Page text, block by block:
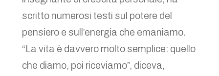
scritto numerosi testi sul potere del
pensiero e sull’energia che emaniamo.
“La vita è davvero molto semplice: quello
che diamo, poi riceviamo”, diceva,